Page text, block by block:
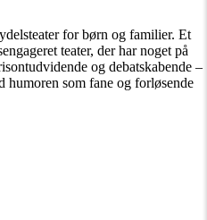
for børn og familier. Et
teater, der har noget på
og debatskabende –
humoren som fane og forløsende